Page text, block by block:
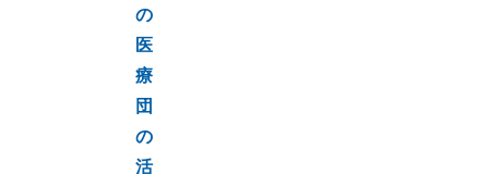
の
医
療
団
の
活